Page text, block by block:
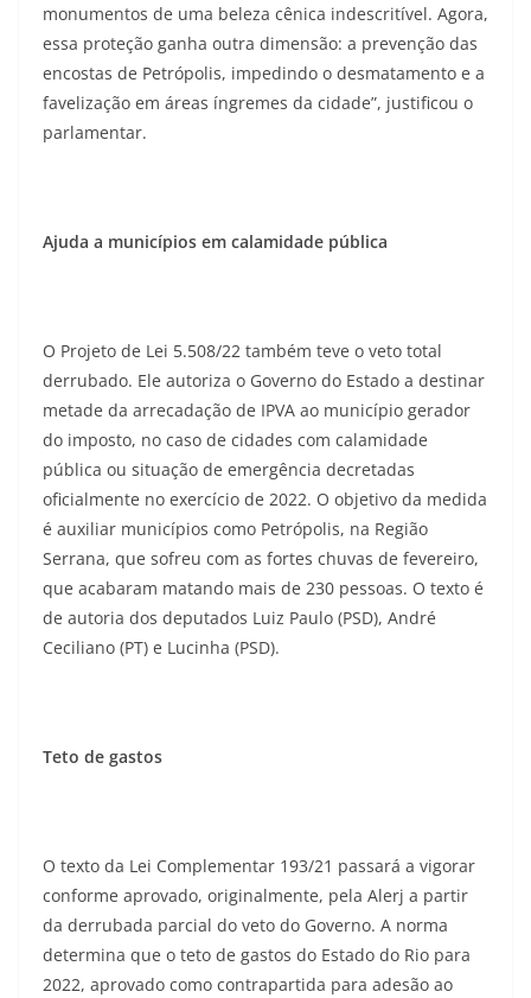
monumentos de uma beleza cênica indescritível. Agora,
essa proteção ganha outra dimensão: a prevenção das
encostas de Petrópolis, impedindo o desmatamento e a
favelização em áreas íngremes da cidade”, justificou o
parlamentar.
Ajuda a municípios em calamidade pública
O Projeto de Lei 5.508/22 também teve o veto total
derrubado. Ele autoriza o Governo do Estado a destinar
metade da arrecadação de IPVA ao município gerador
do imposto, no caso de cidades com calamidade
pública ou situação de emergência decretadas
oficialmente no exercício de 2022. O objetivo da medida
é auxiliar municípios como Petrópolis, na Região
Serrana, que sofreu com as fortes chuvas de fevereiro,
que acabaram matando mais de 230 pessoas. O texto é
de autoria dos deputados Luiz Paulo (PSD), André
Ceciliano (PT) e Lucinha (PSD).
Teto de gastos
O texto da Lei Complementar 193/21 passará a vigorar
conforme aprovado, originalmente, pela Alerj a partir
da derrubada parcial do veto do Governo. A norma
determina que o teto de gastos do Estado do Rio para
2022, aprovado como contrapartida para adesão ao